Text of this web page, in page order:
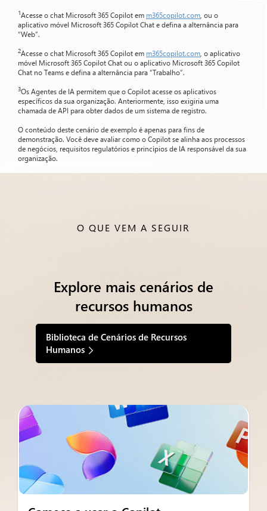
1Acesse o chat Microsoft 365 Copilot em m365copilot.com , ou o
aplicativo móvel Microsoft 365 Copilot Chat e defina a alternância para
“Web”.
2Acesse o chat Microsoft 365 Copilot em m365copilot.com , o aplicativo
móvel Microsoft 365 Copilot Chat ou o aplicativo Microsoft 365 Copilot
Chat no Teams e defina a alternância para “Trabalho”.
3Os Agentes de IA permitem que o Copilot acesse os aplicativos
específicos da sua organização. Anteriormente, isso exigiria uma
chamada de API para obter dados de um sistema de registro.
O conteúdo deste cenário de exemplo é apenas para fins de
demonstração. Você deve avaliar como o Copilot se alinha aos processos
de negócios, requisitos regulatórios e princípios de IA responsável da sua
organização.
O QUE VEM A SEGUIR
Explore mais cenários de
recursos humanos
Biblioteca de Cenários de Recursos
Humanos